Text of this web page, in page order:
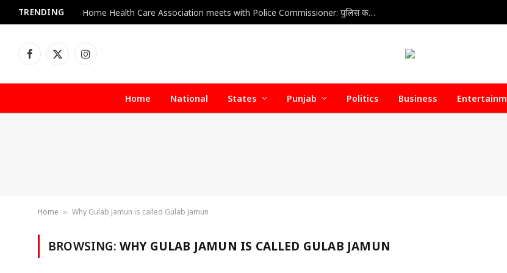
TRENDING Home Health Care Association meets with Police Commissioner: पुलिस कमिश्नर से होम हेल्थ केयर वेलफेयर एसोसिएशन की अहम बैठक, डिफॉल्टर होम हेल्थ केयर एजेंसियों पर जल्द हो सकती है सख्त कार्रवाई
Facebook
X
Instagram
Home National States Punjab Politics Business
Home » Why Gulab Jamun is called Gulab Jamun
BROWSING: WHY GULAB JAMUN IS CALLED GULAB JAMUN